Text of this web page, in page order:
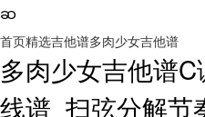
首页精选吉他谱多肉少女吉他谱
多肉少女吉他谱
线谱_扫弦分解节